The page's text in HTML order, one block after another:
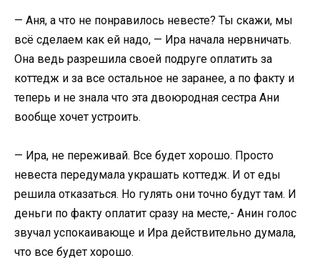
— Аня, а что не понравилось невесте? Ты скажи, мы
всё сделаем как ей надо, — Ира начала нервничать.
Она ведь разрешила своей подруге оплатить за
коттедж и за все остальное не заранее, а по факту и
теперь и не знала что эта двоюродная сестра Ани
вообще хочет устроить.
— Ира, не переживай. Все будет хорошо. Просто
невеста передумала украшать коттедж. И от еды
решила отказаться. Но гулять они точно будут там. И
деньги по факту оплатит сразу на месте,- Анин голос
звучал успокаивающе и Ира действительно думала,
что все будет хорошо.